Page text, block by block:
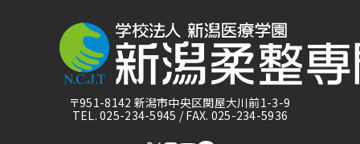
〒951-8142 新潟市中央区関屋大川前1-3-9
TEL. 025-234-5945 / FAX. 025-234-5936